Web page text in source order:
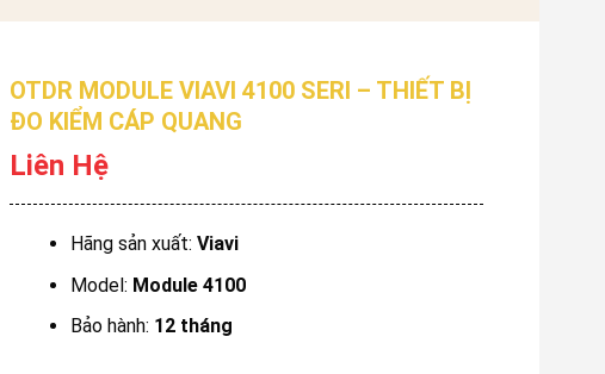
OTDR MODULE VIAVI 4100 SERI – THIẾT BỊ
ĐO KIỂM CÁP QUANG
Liên Hệ
Hãng sản xuất: Viavi
Model: Module 4100
Bảo hành: 12 tháng